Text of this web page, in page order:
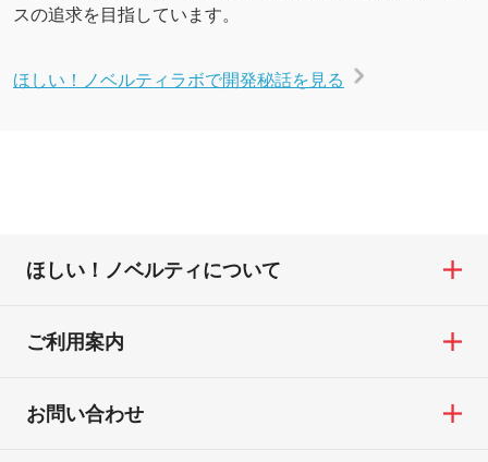
スの追求を目指しています。
ほしい！ノベルティラボで開発秘話を見る
ほしい！ノベルティについて
ご利用案内
お問い合わせ